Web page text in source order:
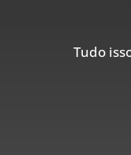
Tudo